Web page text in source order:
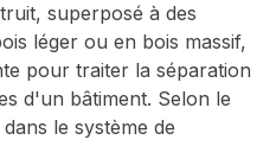
superposé à des
léger ou en bois massif,
pour traiter la séparation
d'un bâtiment. Selon le
le système de